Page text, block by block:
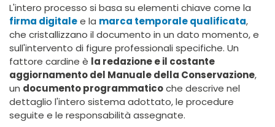
L'intero processo si basa su elementi chiave come la
firma digitalee la marca temporale qualificata,
che cristallizzano il documento in un dato momento, e
sull'intervento di figure professionali specifiche. Un
fattore cardine è la redazione e il costante
aggiornamento del Manuale della Conservazione,
un documento programmaticoche descrive nel
dettaglio l'intero sistema adottato, le procedure
seguite e le responsabilità assegnate.